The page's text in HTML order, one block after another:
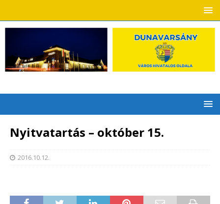
Nyitvatartás – október 15.
2016.10.12.